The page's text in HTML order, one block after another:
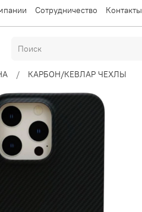
Сотрудничество Контакты
КАРБОН/КЕВЛАР ЧЕХЛЫ